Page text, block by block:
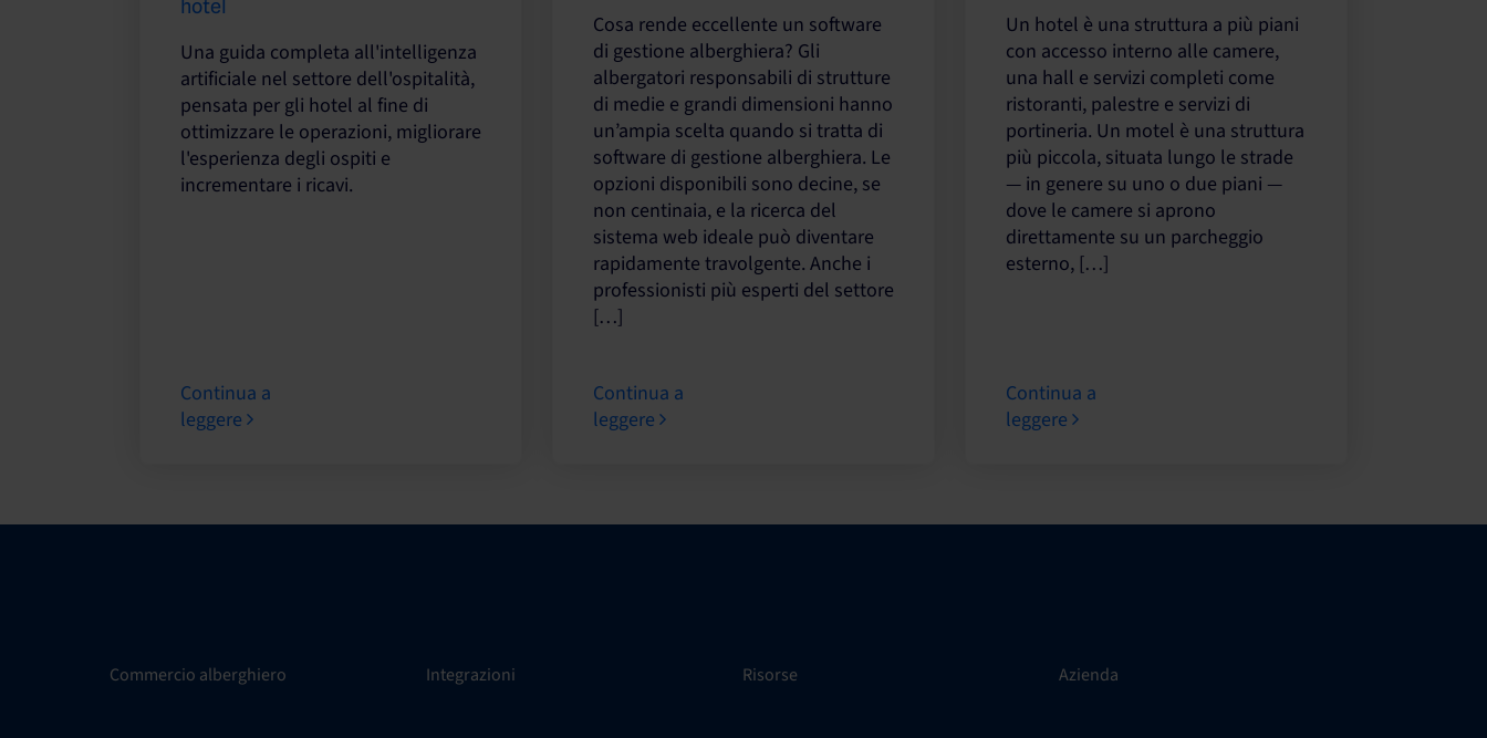
hotel
Una guida completa all'intelligenza
artificiale nel settore dell'ospitalità,
pensata per gli hotel al fine di
ottimizzare le operazioni, migliorare
l'esperienza degli ospiti e
incrementare i ricavi.
Continua a
leggere
Cosa rende eccellente un software
di gestione alberghiera? Gli
albergatori responsabili di strutture
di medie e grandi dimensioni hanno
un’ampia scelta quando si tratta di
software di gestione alberghiera. Le
opzioni disponibili sono decine, se
non centinaia, e la ricerca del
sistema web ideale può diventare
rapidamente travolgente. Anche i
professionisti più esperti del settore
[…]
Continua a
leggere
Un hotel è una struttura a più piani
con accesso interno alle camere,
una hall e servizi completi come
ristoranti, palestre e servizi di
portineria. Un motel è una struttura
più piccola, situata lungo le strade
— in genere su uno o due piani —
dove le camere si aprono
direttamente su un parcheggio
esterno, […]
Continua a
leggere
Commercio alberghiero Integrazioni Risorse Azienda